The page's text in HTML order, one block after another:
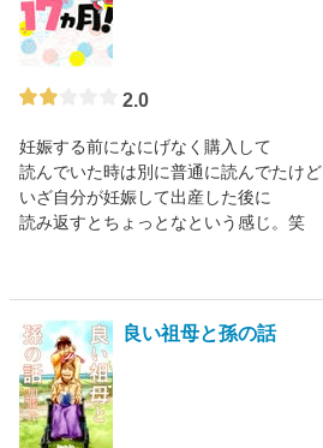
2.0
妊娠する前になにげなく購入して
読んでいた時は別に普通に読んでたけど
いざ自分が妊娠して出産した後に
読み返すとちょっとなという感じ。笑
良い祖母と孫の話